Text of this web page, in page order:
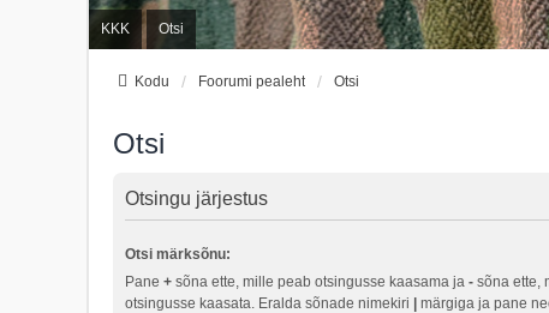
KKK Otsi
Kodu Foorumi pealeht Otsi
Otsi
Otsingu järjestus
Otsi märksõnu:
Pane + sõna ette, mille peab otsingusse kaasama ja - sõna ette,
otsingusse kaasata. Eralda sõnade nimekiri | märgiga ja pane